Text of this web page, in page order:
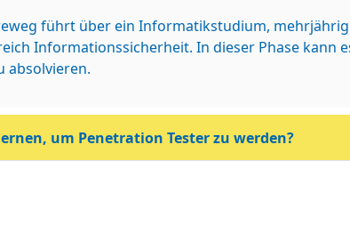
führt über ein Informatikstudium,
Informationssicherheit. In dieser Phase kann
absolvieren.
um Penetration Tester zu werden?